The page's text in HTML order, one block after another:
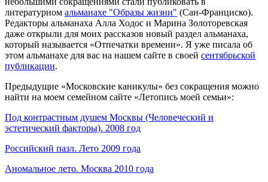
литературном альманахе "Образы жизни" (Сан-Франциско).
Редакторы альманаха Алла Ходос и Марина Золоторевская
даже открыли для моих рассказов новый раздел альманаха,
который называется «Отпечатки времени». Я уже писала об
этом альманахе для вас на нашем сайте в своей сентябрьской
публикации.
Предыдущие «Московские каникулы» без сокращения можно
найти на моем семейном сайте «Летопись моей семьи»:
Под контрастным душем Москвы (Человеческий и
эстетический факторы). 2008 год
Российский пазл. Лето 2009 года
Аномальное лето. Москва 2010 года